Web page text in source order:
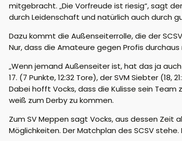
mitgebracht. „Die Vorfreude ist riesig“, sagt
durch Leidenschaft und natürlich auch durch
Dazu kommt die Außenseiterrolle, die der
Nur, dass die Amateure gegen Profis
„Wenn jemand Außenseiter ist, hat das ja
17. (7 Punkte,12:32 Tore), der SVM Siebter (18,
Dabei hofft Vocks, dass die Kulisse sein
weiß zum Derby zu kommen.
Zum SV Meppen sagt Vocks, aus dessen Zeit
Möglichkeiten. Der Matchplan des SCSV